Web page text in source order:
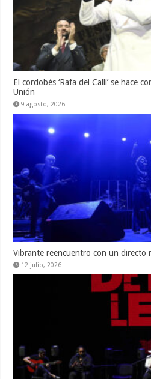
El cordobés ‘Rafa del Calli’ se hace
Unión
9 agosto, 2026
Vibrante reencuentro con un directo
12 julio, 2026